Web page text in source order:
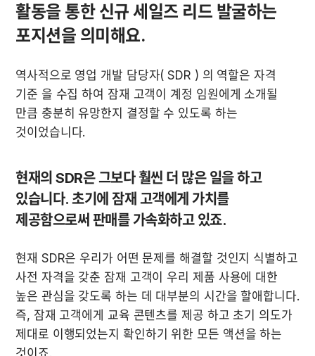
활동을 통한 신규 세일즈 리드 발굴하는
포지션을 의미해요.
역사적으로 영업 개발 담당자( SDR ) 의 역할은 자격
기준 을 수집 하여 잠재 고객이 계정 임원에게 소개될
만큼 충분히 유망한지 결정할 수 있도록 하는
것이었습니다.
현재의 SDR은 그보다 훨씬 더 많은 일을 하고
있습니다. 초기에 잠재 고객에게 가치를
제공함으로써 판매를 가속화하고 있죠.
현재 SDR은 우리가 어떤 문제를 해결할 것인지 식별하고
사전 자격을 갖춘 잠재 고객이 우리 제품 사용에 대한
높은 관심을 갖도록 하는 데 대부분의 시간을 할애합니다.
즉, 잠재 고객에게 교육 콘텐츠를 제공 하고 초기 의도가
제대로 이행되었는지 확인하기 위한 모든 액션을 하는
것이죠.